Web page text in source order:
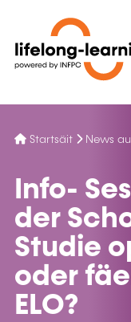
Startsäit News
Info-
der
Studie
oder
ELO?